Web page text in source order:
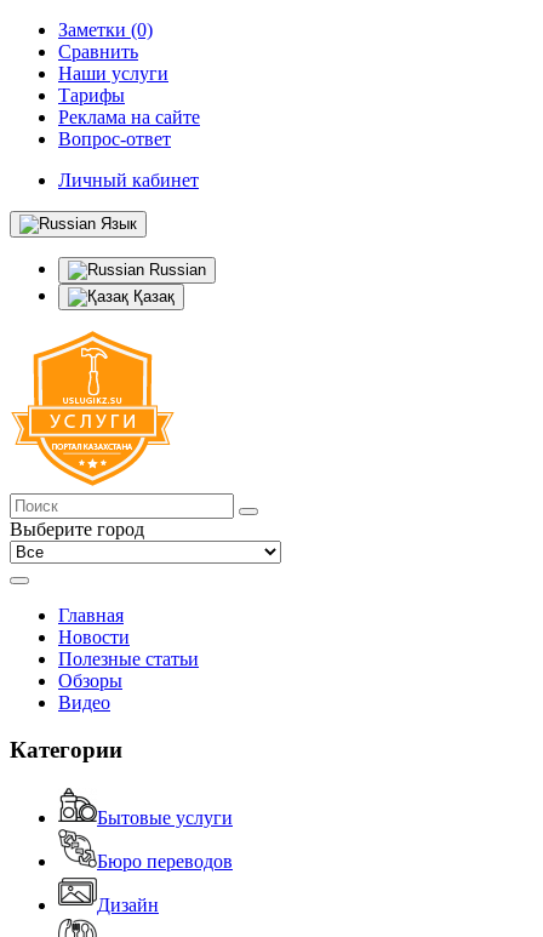
Заметки (0)
Сравнить
Наши услуги
Тарифы
Реклама на сайте
Вопрос-ответ
Личный кабинет
Язык
Russian
Қазақ
Выберите город
Главная
Новости
Полезные статьи
Обзоры
Видео
Категории
Бытовые услуги
Бюро переводов
Дизайн